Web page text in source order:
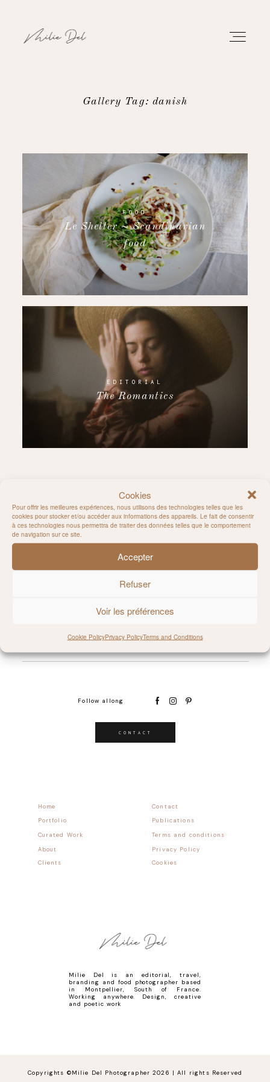
Cookies
Pour offrir les meilleures expériences, nous utilisons des technologies telles que les
cookies pour stocker et/ou accéder aux informations des appareils. Le fait de consentir
à ces technologies nous permettra de traiter des données telles que le comportement
de navigation sur ce site.
Accepter
Refuser
Voir les préférences
Cookie PolicyPrivacy PolicyTerms and Conditions
CONTACT
Gallery Tag: danish
FOOD
Le Shelter ~ Scandinavian
food
EDITORIAL
The Romantics
Follow on Instagram
Contact
Home
Follow allong
Publications
Portfolio
Milie Del is an editorial, travel,
branding and food photographer based
in Montpellier, South of France.
Working anywhere. Design, creative
and poetic work
Terms and conditions
Curated Work
CONTACT
Privacy Policy
About
Cookies
Clients
Copyrights ©Milie Del Photographer 2026 | All rights Reserved